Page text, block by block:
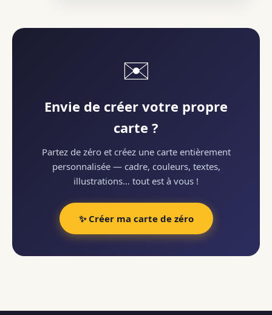
✉️
Envie de créer votre propre
carte ?
Partez de zéro et créez une carte entièrement
personnalisée — cadre, couleurs, textes,
illustrations… tout est à vous !
✨ Créer ma carte de zéro